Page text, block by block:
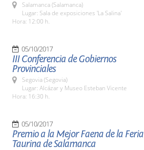
Salamanca (Salamanca)
Lugar: Sala de exposiciones 'La Salina'
Hora: 12:00 h.
05/10/2017
III Conferencia de Gobiernos
Provinciales
Segovia (Segovia)
Lugar: Alcázar y Museo Esteban Vicente
Hora: 16:30 h.
05/10/2017
Premio a la Mejor Faena de la Feria
Taurina de Salamanca